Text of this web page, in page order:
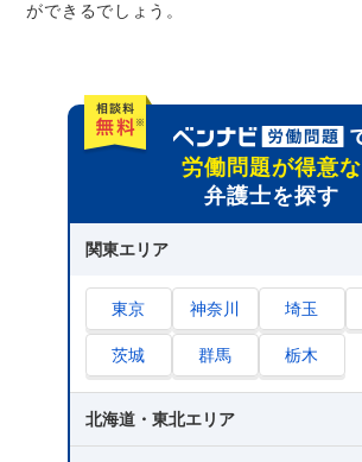
ができるでしょう。
労働問題が得意な
弁護士を探す
関東エリア
東京 神奈川 埼玉
茨城 群馬 栃木
北海道・東北エリア